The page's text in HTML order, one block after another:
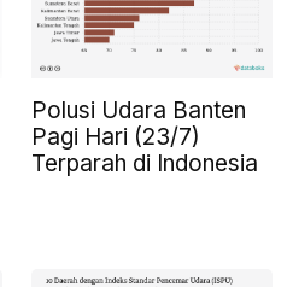
Polusi Udara Banten
Pagi Hari (23/7)
Terparah di Indonesia